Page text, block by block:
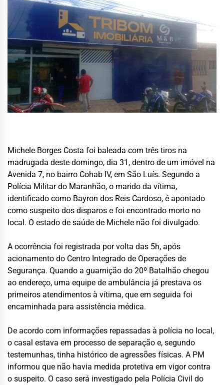
Michele Borges Costa foi baleada com três tiros na
madrugada deste domingo, dia 31, dentro de um imóvel na
Avenida 7, no bairro Cohab IV, em São Luís. Segundo a
Polícia Militar do Maranhão, o marido da vítima,
identificado como Bayron dos Reis Cardoso, é apontado
como suspeito dos disparos e foi encontrado morto no
local. O estado de saúde de Michele não foi divulgado.
A ocorrência foi registrada por volta das 5h, após
acionamento do Centro Integrado de Operações de
Segurança. Quando a guarnição do 20º Batalhão chegou
ao endereço, uma equipe de ambulância já prestava os
primeiros atendimentos à vítima, que em seguida foi
encaminhada para assistência médica.
De acordo com informações repassadas à polícia no local,
o casal estava em processo de separação e, segundo
testemunhas, tinha histórico de agressões físicas. A PM
informou que não havia medida protetiva em vigor contra
o suspeito. O caso será investigado pela Polícia Civil do